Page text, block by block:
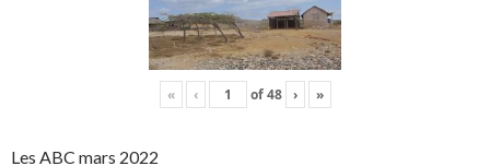
« ‹ of48 › »
Les ABC mars 2022